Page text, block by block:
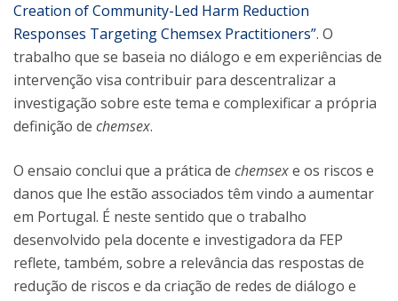
Creation of Community-Led Harm Reduction
Responses Targeting Chemsex Practitioners”. O
trabalho que se baseia no diálogo e em experiências de
intervenção visa contribuir para descentralizar a
investigação sobre este tema e complexificar a própria
definição de chemsex.
O ensaio conclui que a prática de chemsexe os riscos e
danos que lhe estão associados têm vindo a aumentar
em Portugal. É neste sentido que o trabalho
desenvolvido pela docente e investigadora da FEP
reflete, também, sobre a relevância das respostas de
redução de riscos e da criação de redes de diálogo e